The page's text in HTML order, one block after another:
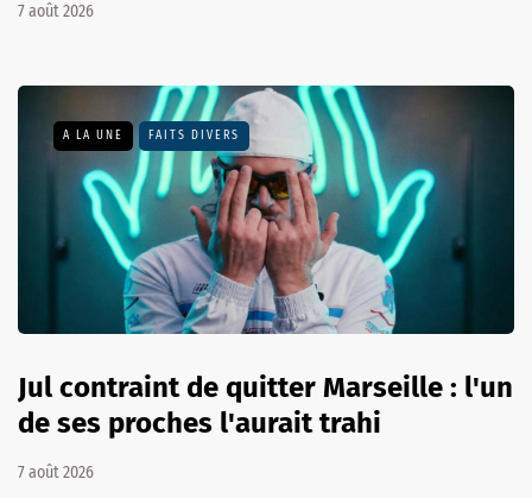
7 août 2026
A LA UNE FAITS DIVERS
Jul contraint de quitter Marseille : l'un
de ses proches l'aurait trahi
7 août 2026